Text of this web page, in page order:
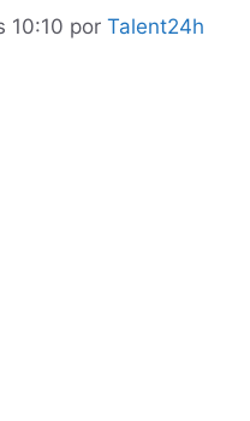
10:10 por Talent24h